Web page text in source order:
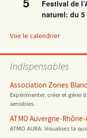
Festival de
naturel: du 5
Voir le calendrier
Indispensables
Association Zones
Expérimenter, créer et gérer
sensibles.
ATMO Auvergne-Rhône-
ATMO AURA: Visualisez la